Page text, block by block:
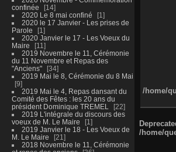
confinée
14
2020 Le 8 mai confiné
1
2020 le 17 Janvier - Les prises de
Parole
1
2020 Janvier le 17 - Les Voeux du
Maire
11
2019 Novembre le 11, Cérémonie
du 11 Novembre et Repas des
"Anciens"
34
2019 Mai le 8, Cérémonie du 8 Mai
9
2019 Mai le 4, Repas dansant du
Comité des Fêtes : les 20 ans du
président Dominique TREMEL
22
2019 L'intégrale du discours des
voeux de M. Le Maire
1
2019 Janvier le 18 - Les Voeux de
M. Le Maire
21
2018 Novembre le 11, Cérémonie
/home/
/home/